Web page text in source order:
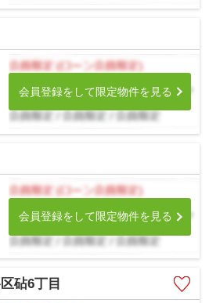
会員登録をして限定物件を見る
会員登録をして限定物件を見る
砧6丁目